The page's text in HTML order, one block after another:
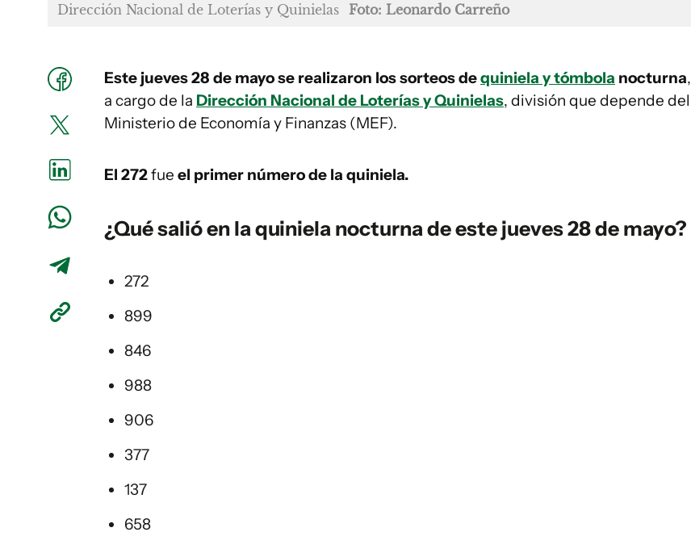
Dirección Nacional de Loterías y Quinielas Foto: Leonardo Carreño
Este jueves 28 de mayo se realizaron los sorteos dequiniela y tómbola nocturna,
a cargo de la Dirección Nacional de Loterías y Quinielas, división que depende del
Ministerio de Economía y Finanzas (MEF).
El 272fue el primer número de la quiniela.
¿Qué salió en la quiniela nocturna de este jueves 28 de mayo?
272
899
846
988
906
377
137
658